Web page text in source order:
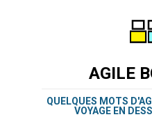
AGILE
QUELQUES MOTS
VOYAGE EN